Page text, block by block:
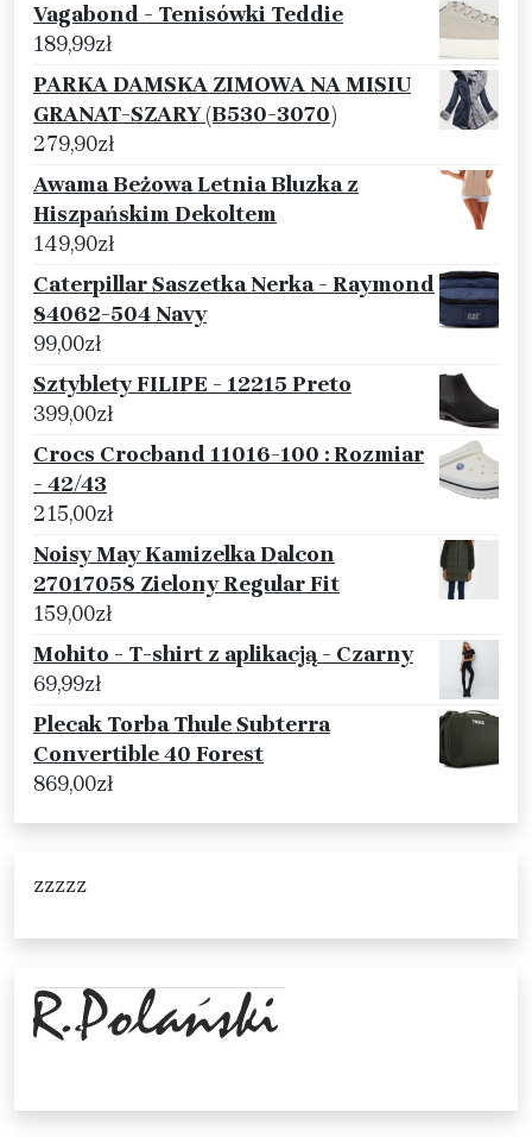
Vagabond - Tenisówki Teddie
189,99zł
PARKA DAMSKA ZIMOWA NA MISIU
GRANAT-SZARY (B530-3070)
279,90zł
Awama Beżowa Letnia Bluzka z
Hiszpańskim Dekoltem
149,90zł
Caterpillar Saszetka Nerka - Raymond
84062-504 Navy
99,00zł
Sztyblety FILIPE - 12215 Preto
399,00zł
Crocs Crocband 11016-100 : Rozmiar
- 42/43
215,00zł
Noisy May Kamizelka Dalcon
27017058 Zielony Regular Fit
159,00zł
Mohito - T-shirt z aplikacją - Czarny
69,99zł
Plecak Torba Thule Subterra
Convertible 40 Forest
869,00zł
zzzzz